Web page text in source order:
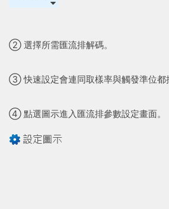
② 選擇所需匯流排解碼。
③ 快速設定會連同取樣率與觸發準位都
④ 點選圖示進入匯流排參數設定畫面。